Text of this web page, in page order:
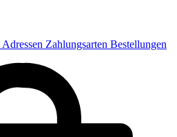
Adressen Zahlungsarten Bestellungen